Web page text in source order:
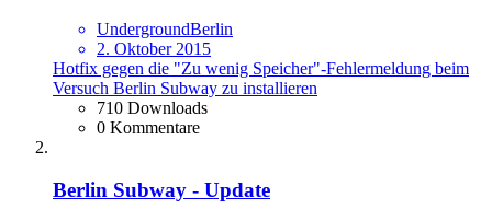
UndergroundBerlin
2. Oktober 2015
Hotfix gegen die "Zu wenig Speicher"-Fehlermeldung beim
Versuch Berlin Subway zu installieren
710 Downloads
0 Kommentare
Berlin Subway - Update